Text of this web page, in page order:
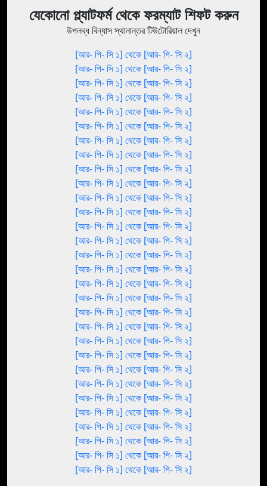
যেকোনো প্ল্যাটফর্ম থেকে ফরম্যাট শিফট করুন
উপলব্ধ বিন্যাস স্থানান্তর টিউটোরিয়াল দেখুন
[আর- পি- সি ১] থেকে [আর- পি- সি ২]
[আর- পি- সি ১] থেকে [আর- পি- সি ২]
[আর- পি- সি ১] থেকে [আর- পি- সি ২]
[আর- পি- সি ১] থেকে [আর- পি- সি ২]
[আর- পি- সি ১] থেকে [আর- পি- সি ২]
[আর- পি- সি ১] থেকে [আর- পি- সি ২]
[আর- পি- সি ১] থেকে [আর- পি- সি ২]
[আর- পি- সি ১] থেকে [আর- পি- সি ২]
[আর- পি- সি ১] থেকে [আর- পি- সি ২]
[আর- পি- সি ১] থেকে [আর- পি- সি ২]
[আর- পি- সি ১] থেকে [আর- পি- সি ২]
[আর- পি- সি ১] থেকে [আর- পি- সি ২]
[আর- পি- সি ১] থেকে [আর- পি- সি ২]
[আর- পি- সি ১] থেকে [আর- পি- সি ২]
[আর- পি- সি ১] থেকে [আর- পি- সি ২]
[আর- পি- সি ১] থেকে [আর- পি- সি ২]
[আর- পি- সি ১] থেকে [আর- পি- সি ২]
[আর- পি- সি ১] থেকে [আর- পি- সি ২]
[আর- পি- সি ১] থেকে [আর- পি- সি ২]
[আর- পি- সি ১] থেকে [আর- পি- সি ২]
[আর- পি- সি ১] থেকে [আর- পি- সি ২]
[আর- পি- সি ১] থেকে [আর- পি- সি ২]
[আর- পি- সি ১] থেকে [আর- পি- সি ২]
[আর- পি- সি ১] থেকে [আর- পি- সি ২]
[আর- পি- সি ১] থেকে [আর- পি- সি ২]
[আর- পি- সি ১] থেকে [আর- পি- সি ২]
[আর- পি- সি ১] থেকে [আর- পি- সি ২]
[আর- পি- সি ১] থেকে [আর- পি- সি ২]
[আর- পি- সি ১] থেকে [আর- পি- সি ২]
[আর- পি- সি ১] থেকে [আর- পি- সি ২]